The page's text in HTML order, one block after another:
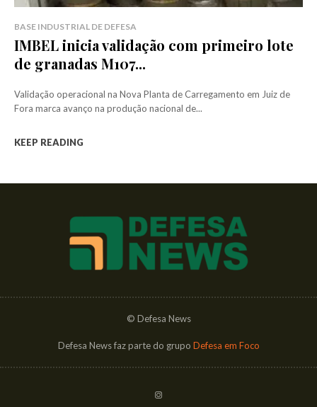
BASE INDUSTRIAL DE DEFESA
IMBEL inicia validação com primeiro lote
de granadas M107...
Validação operacional na Nova Planta de Carregamento em Juiz de
Fora marca avanço na produção nacional de...
KEEP READING
© Defesa News
Defesa News faz parte do grupo Defesa em Foco